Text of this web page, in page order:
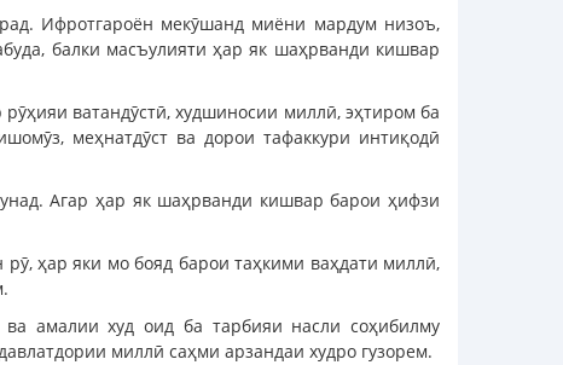
Ифротгароён мекӯшанд миёни мардум низоъ,
балки масъулияти ҳар як шаҳрванди кишвар
ватандӯстӣ, худшиносии миллӣ, эҳтиром ба
меҳнатдӯст ва дорои тафаккури интиқодӣ
Агар ҳар як шаҳрванди кишвар барои ҳифзи
рӯ, ҳар яки мо бояд барои таҳкими ваҳдати миллӣ,
амалии худ оид ба тарбияи насли соҳибилму
миллӣ саҳми арзандаи худро гузорем.